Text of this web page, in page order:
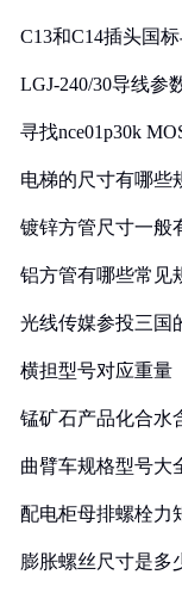
C13和C14插头国
LGJ-240/30导线参
寻找nce01p30k
电梯的尺寸有哪些
镀锌方管尺寸一般
铝方管有哪些常见
光线传媒参投三国
横担型号对应重量
锰矿石产品化合水
曲臂车规格型号大
配电柜母排螺栓力
膨胀螺丝尺寸是多